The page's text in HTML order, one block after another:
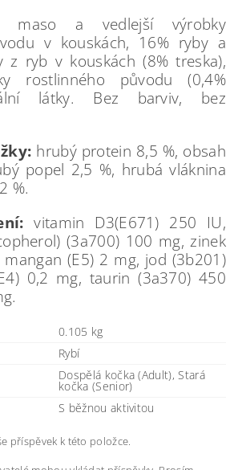
maso a vedlejší výrobky
v kouskách, 16% ryby a
z ryb v kouskách (8% treska),
rostlinného původu (0,4%
látky. Bez barviv, bez
hrubý protein 8,5 %, obsah
popel 2,5 %, hrubá vláknina
%.
vitamin D3(E671) 250 IU,
(3a700) 100 mg, zinek
(E5) 2 mg, jod (3b201)
0,2 mg, taurin (3a370) 450
0.105 kg
Rybí
Dospělá kočka (Adult), Stará
kočka (Senior)
S běžnou aktivitou
příspěvek k této položce.